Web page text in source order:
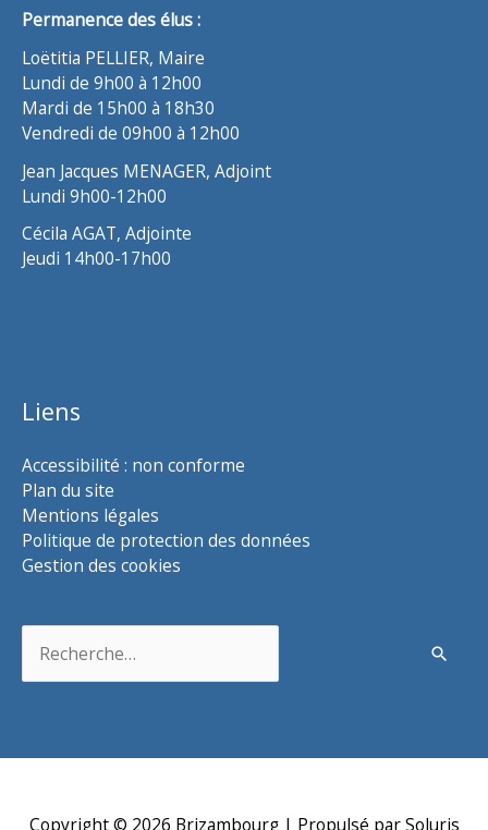
Permanence des élus :
Loëtitia PELLIER, Maire
Lundi de 9h00 à 12h00
Mardi de 15h00 à 18h30
Vendredi de 09h00 à 12h00
Jean Jacques MENAGER, Adjoint
Lundi 9h00-12h00
Cécila AGAT, Adjointe
Jeudi 14h00-17h00
Liens
Accessibilité : non conforme
Plan du site
Mentions légales
Politique de protection des données
Gestion des cookies
Copyright © 2026 Brizambourg| Propulsé par Soluris